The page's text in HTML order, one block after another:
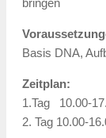
bringen
Basis DNA,
Zeitplan:
1.Tag 10.00-
2. Tag 10.00-